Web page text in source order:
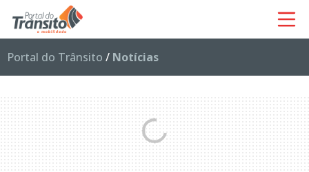
Portal do Trânsito / Notícias